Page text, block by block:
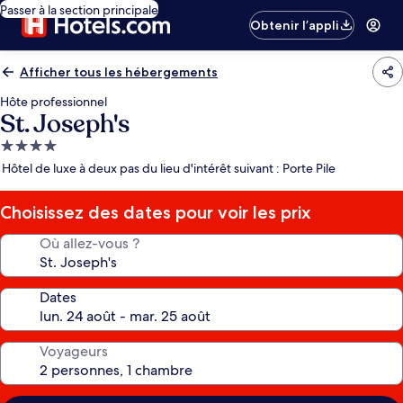
Passer à la section principale
Obtenir l’appli
Afficher tous les hébergements
Hôte professionnel
St. Joseph's
Hébergement
4.0 étoiles
Hôtel de luxe à deux pas du lieu d'intérêt suivant : Porte Pile
Choisissez des dates pour voir les prix
Où allez-vous ?
Dates
Voyageurs